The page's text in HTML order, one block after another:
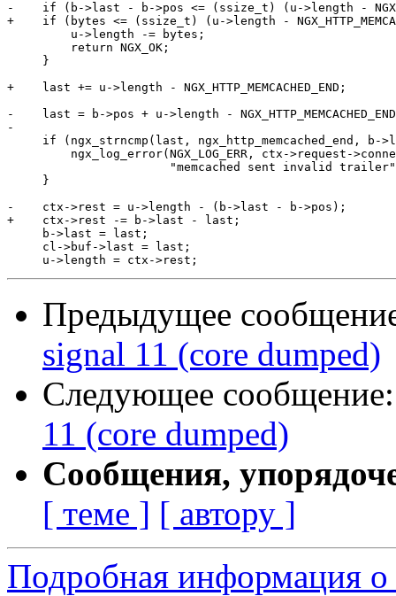
-    if (b->last - b->pos <= (ssize_t) (u->length -
+    if (bytes <= (ssize_t) (u->length -
         u->length -= bytes;
         return NGX_OK;
     }
+    last += u->length - NGX_HTTP_MEMCACHED_END;
-    last = b->pos + u->length -
-
if (ngx_strncmp(last, ngx_http_memcached_end, b-
ngx_log_error(NGX_LOG_ERR, ctx->request-
"memcached sent invalid
     }
-    ctx->rest = u->length - (b->last - b->pos);
+    ctx->rest -= b->last - last;
     b->last = last;
     cl->buf->last = last;
Предыдущее
signal 11 (core dumped)
Следующее
11 (core dumped)
Сообщения,
[ теме ] [ автору ]
Подробная информация